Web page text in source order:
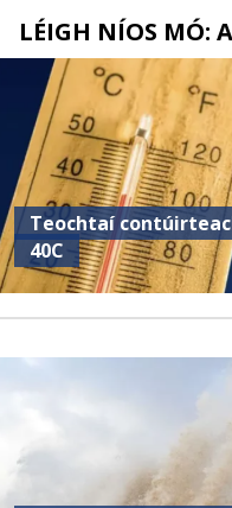
LÉIGH NÍOS MÓ:
Teochtaí
40C